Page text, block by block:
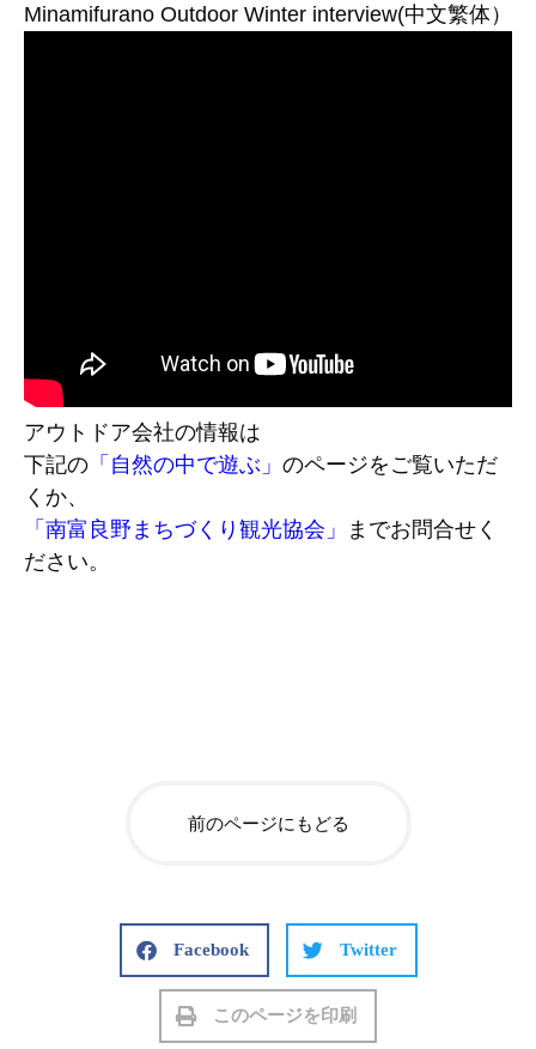
Minamifurano Outdoor Winter interview(中文繁体）
アウトドア会社の情報は
下記の 「自然の中で遊ぶ」 のページをご覧いただ
くか、
「南富良野まちづくり観光協会」
までお問合せく
ださい。
前のページにもどる
Facebook Twitter
このページを印刷